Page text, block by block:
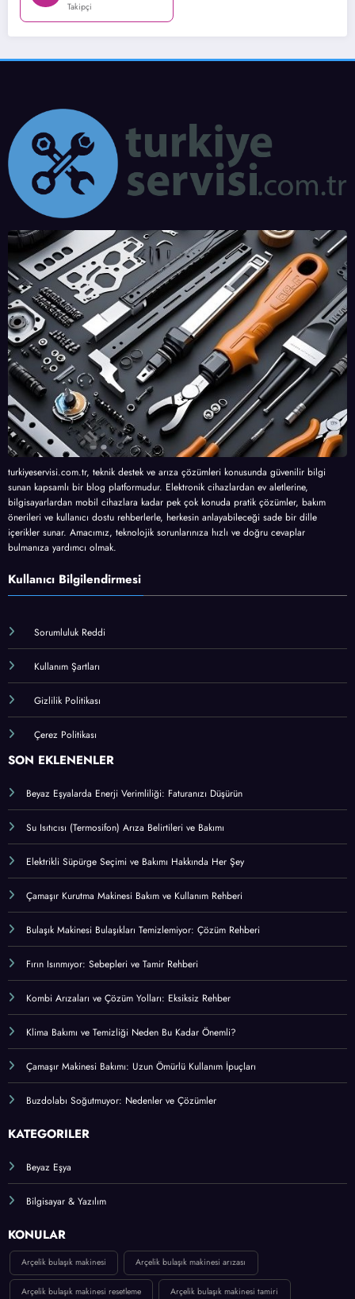
Takipçi
turkiyeservisi.com.tr, teknik destek ve arıza çözümleri konusunda güvenilir bilgi
sunan kapsamlı bir blog platformudur. Elektronik cihazlardan ev aletlerine,
bilgisayarlardan mobil cihazlara kadar pek çok konuda pratik çözümler, bakım
önerileri ve kullanıcı dostu rehberlerle, herkesin anlayabileceği sade bir dille
içerikler sunar. Amacımız, teknolojik sorunlarınıza hızlı ve doğru cevaplar
bulmanıza yardımcı olmak.
Kullanıcı Bilgilendirmesi
Sorumluluk Reddi
Kullanım Şartları
Gizlilik Politikası
Çerez Politikası
SON EKLENENLER
Beyaz Eşyalarda Enerji Verimliliği: Faturanızı Düşürün
Su Isıtıcısı (Termosifon) Arıza Belirtileri ve Bakımı
Elektrikli Süpürge Seçimi ve Bakımı Hakkında Her Şey
Çamaşır Kurutma Makinesi Bakım ve Kullanım Rehberi
Bulaşık Makinesi Bulaşıkları Temizlemiyor: Çözüm Rehberi
Fırın Isınmıyor: Sebepleri ve Tamir Rehberi
Kombi Arızaları ve Çözüm Yolları: Eksiksiz Rehber
Klima Bakımı ve Temizliği Neden Bu Kadar Önemli?
Çamaşır Makinesi Bakımı: Uzun Ömürlü Kullanım İpuçları
Buzdolabı Soğutmuyor: Nedenler ve Çözümler
KATEGORİLER
Beyaz Eşya
Bilgisayar & Yazılım
KONULAR
Arçelik bulaşık makinesi Arçelik bulaşık makinesi arızası
Arçelik bulaşık makinesi resetleme Arçelik bulaşık makinesi tamiri